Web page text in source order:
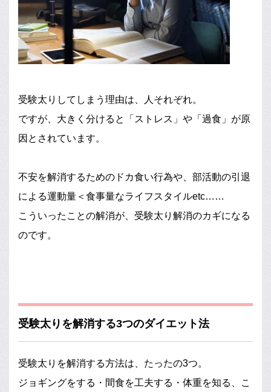
受験太りしてしまう理由は、人それぞれ。
ですが、大きく分けると「ストレス」や「過食」が原
因とされています。
不安を解消するためのドカ食い行為や、部活動の引退
による運動量＜食事量なライフスタイルetc……
こういったことの解消が、受験太り解消のカギになる
のです。
受験太りを解消する3つのダイエット法
受験太りを解消する方法は、たったの3つ。
ジョギングをする・間食を工夫する・体重を知る、こ